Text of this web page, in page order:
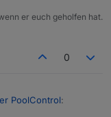
er euch geholfen hat.
0
PoolControl: